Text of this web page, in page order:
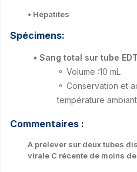
• Hépatites
Spécimens:
• Sang total sur tube
⚬ Volume :10 mL
⚬ Conservation et
température
Commentaires :
A prélever sur deux tubes
virale C récente de moins